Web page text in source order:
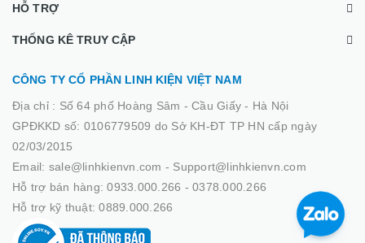
HỖ TRỢ
THỐNG KÊ TRUY CẬP
CÔNG TY CỔ PHẦN LINH KIỆN VIỆT NAM
Địa chỉ : Số 64 phố Hoàng Sâm - Cầu Giấy - Hà Nội
GPĐKKD số: 0106779509 do Sở KH-ĐT TP HN cấp ngày
02/03/2015
Email: sale@linhkienvn.com - Support@linhkienvn.com
Hỗ trợ bán hàng: 0933.000.266 - 0378.000.266
Hỗ trợ kỹ thuật: 0889.000.266